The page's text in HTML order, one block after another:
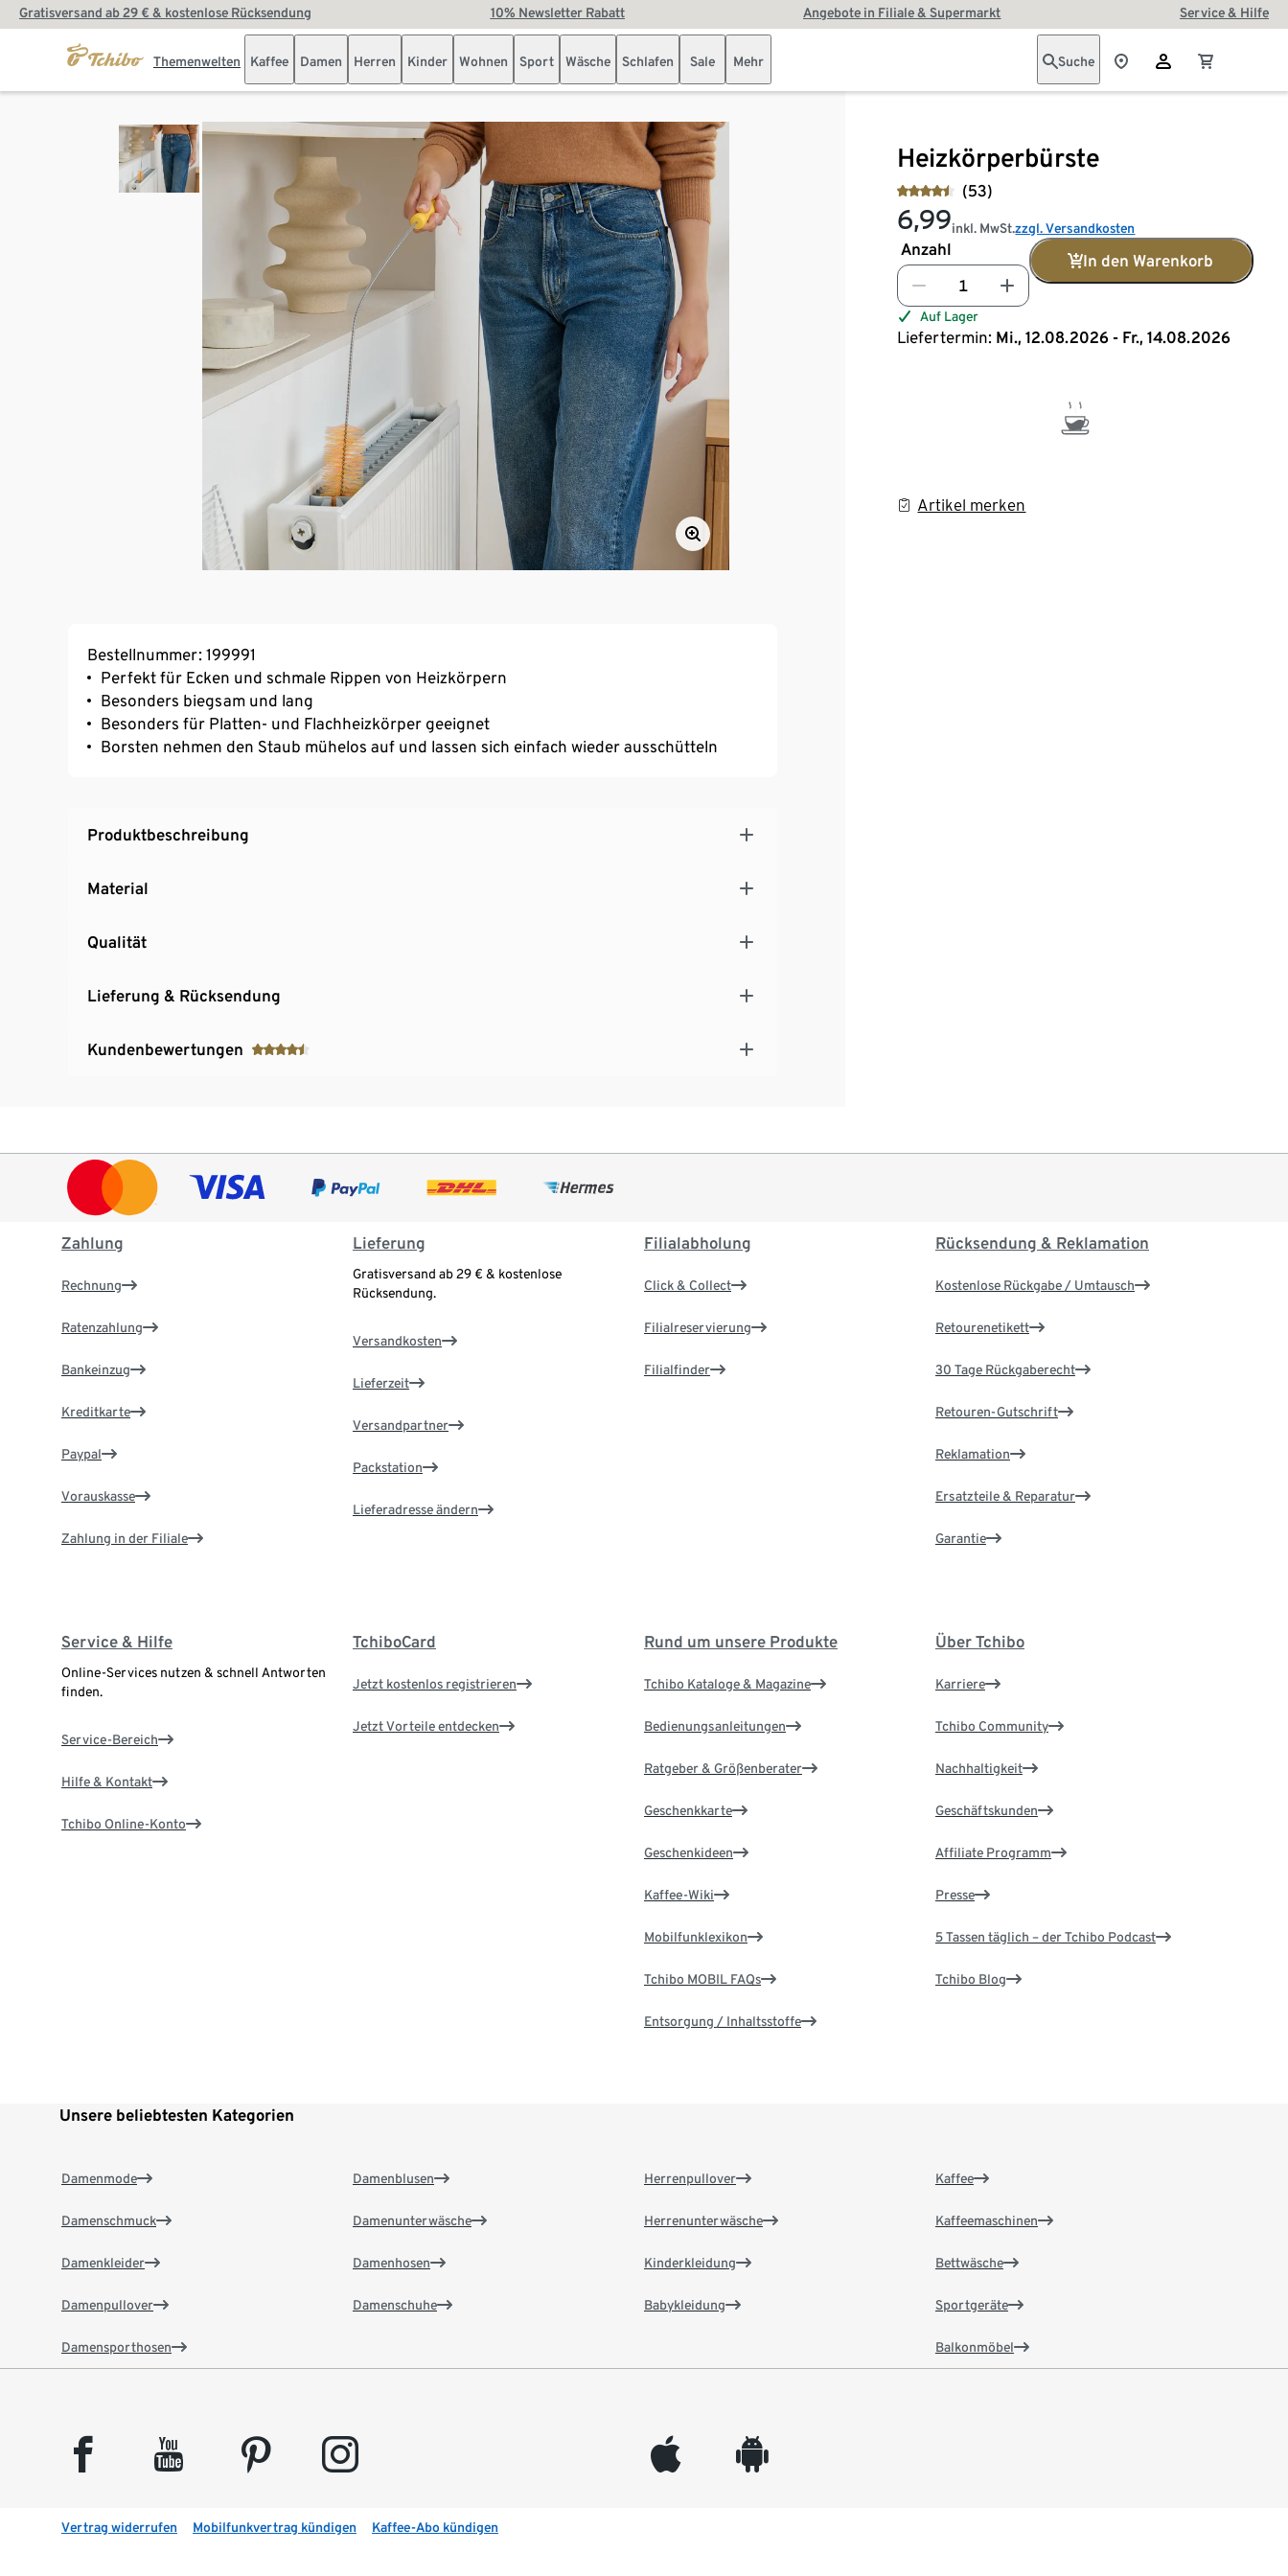
Gratisversand ab 29 € & kostenlose Rücksendung 10% Newsletter Rabatt Angebote in Filiale & Supermarkt Service & Hilfe
Themenwelten Kaffee Damen Herren Kinder Wohnen Sport Wäsche Schlafen Sale Mehr Suche
Heizkörperbürste
(53)
6,99inkl. MwSt.zzgl. Versandkosten
Anzahl
In den Warenkorb
Auf Lager
Liefertermin: Mi., 12.08.2026 - Fr., 14.08.2026
Artikel merken
Bestellnummer: 199991
Perfekt für Ecken und schmale Rippen von Heizkörpern
Besonders biegsam und lang
Besonders für Platten- und Flachheizkörper geeignet
Borsten nehmen den Staub mühelos auf und lassen sich einfach wieder ausschütteln
Produktbeschreibung
Material
Qualität
Lieferung & Rücksendung
Kundenbewertungen
Zahlung
Rechnung
Ratenzahlung
Bankeinzug
Kreditkarte
Paypal
Vorauskasse
Zahlung in der Filiale
Lieferung
Gratisversand ab 29 € & kostenlose
Rücksendung.
Versandkosten
Lieferzeit
Versandpartner
Packstation
Lieferadresse ändern
Filialabholung
Click & Collect
Filialreservierung
Filialfinder
Rücksendung & Reklamation
Kostenlose Rückgabe / Umtausch
Retourenetikett
30 Tage Rückgaberecht
Retouren-Gutschrift
Reklamation
Ersatzteile & Reparatur
Garantie
Service & Hilfe
Online-Services nutzen & schnell Antworten
finden.
Service-Bereich
Hilfe & Kontakt
Tchibo Online-Konto
TchiboCard
Jetzt kostenlos registrieren
Jetzt Vorteile entdecken
Rund um unsere Produkte
Tchibo Kataloge & Magazine
Bedienungsanleitungen
Ratgeber & Größenberater
Geschenkkarte
Geschenkideen
Kaffee-Wiki
Mobilfunklexikon
Tchibo MOBIL FAQs
Entsorgung / Inhaltsstoffe
Über Tchibo
Karriere
Tchibo Community
Nachhaltigkeit
Geschäftskunden
Affiliate Programm
Presse
5 Tassen täglich – der Tchibo Podcast
Tchibo Blog
Unsere beliebtesten Kategorien
Damenmode
Damenschmuck
Damenkleider
Damenpullover
Damensporthosen
Damenblusen
Damenunterwäsche
Damenhosen
Damenschuhe
Herrenpullover
Herrenunterwäsche
Kinderkleidung
Babykleidung
Kaffee
Kaffeemaschinen
Bettwäsche
Sportgeräte
Balkonmöbel
facebook youtube pinterest instagram appleinc android
Vertrag widerrufen Mobilfunkvertrag kündigen Kaffee-Abo kündigen